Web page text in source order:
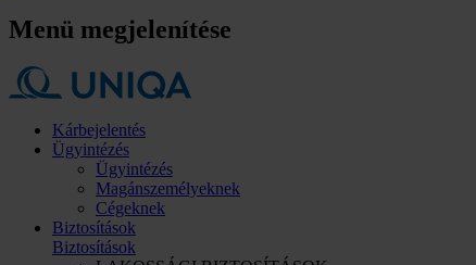
Menü megjelenítése
Kárbejelentés
Ügyintézés
Ügyintézés
Magánszemélyeknek
Cégeknek
Biztosítások
Biztosítások